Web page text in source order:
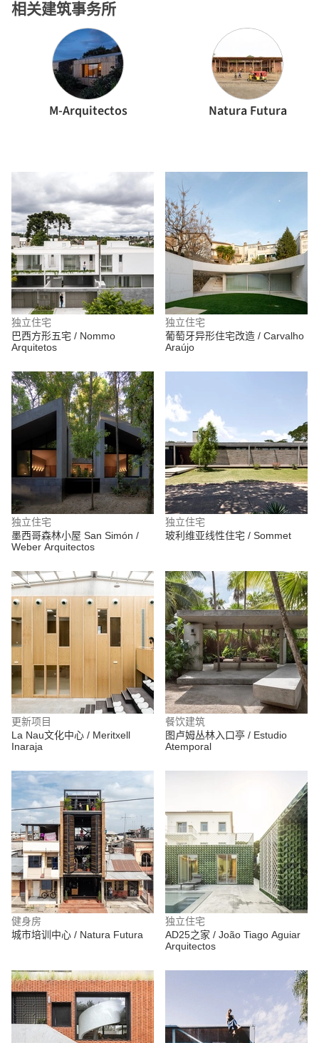
相关建筑事务所
M-Arquitectos Natura Futura
独立住宅
巴西方形五宅 / Nommo
Arquitetos
独立住宅
葡萄牙异形住宅改造 / Carvalho
Araújo
独立住宅
墨西哥森林小屋 San Simón /
Weber Arquitectos
独立住宅
玻利维亚线性住宅 / Sommet
更新项目
La Nau文化中心 / Meritxell
Inaraja
餐饮建筑
图卢姆丛林入口亭 / Estudio
Atemporal
健身房
城市培训中心 / Natura Futura
独立住宅
AD25之家 / João Tiago Aguiar
Arquitectos